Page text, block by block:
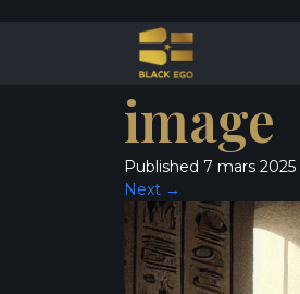
image
Published 7 mars 2025
Next →